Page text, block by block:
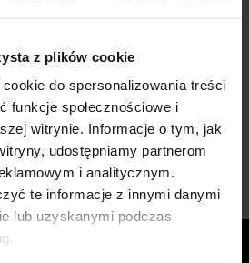
z plików cookie
do spersonalizowania treści
funkcje społecznościowe i
witrynie. Informacje o tym, jak
udostępniamy partnerom
i analitycznym.
te informacje z innymi danymi
lub uzyskanymi podczas